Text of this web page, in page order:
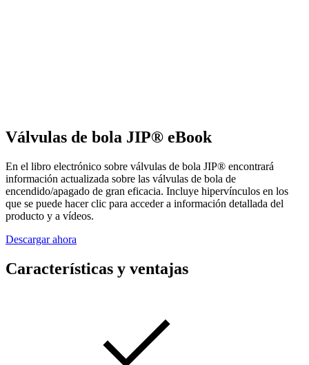
Válvulas de bola JIP® eBook
En el libro electrónico sobre válvulas de bola JIP® encontrará
información actualizada sobre las válvulas de bola de
encendido/apagado de gran eficacia. Incluye hipervínculos en los
que se puede hacer clic para acceder a información detallada del
producto y a vídeos.
Descargar ahora
Características y ventajas